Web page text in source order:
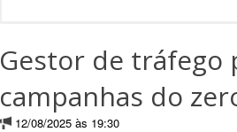
Gestor de tráfego
campanhas do
12/08/2025 às 19:30